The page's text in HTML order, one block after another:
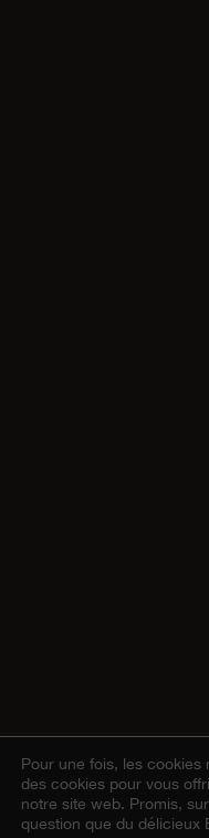
Pour une fois, les cookies
des cookies pour vous
notre site web. Promis,
question que du délicieux